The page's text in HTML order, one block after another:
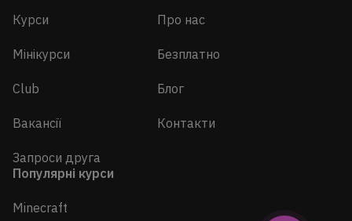
Курси
Мінікурси
Club
Вакансії
Запроси друга
Про нас
Безплатно
Блог
Контакти
Популярні курси
Minecraft